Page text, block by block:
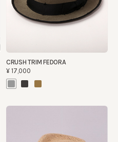
CRUSH TRIM FEDORA
¥17,000